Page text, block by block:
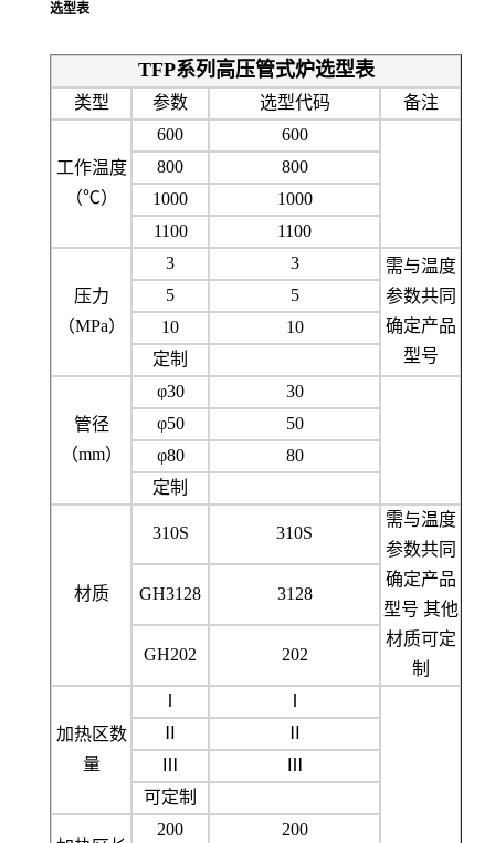
选型表
TFP系列高压管式炉选型表
类型 参数 选型代码 备注
工作温度
（℃）
600
600
800
800
1000
1000
1100
1100
压力
（MPa）
3 3
需与温度
参数共同
确定产品
型号
5
5
10
10
定制
管径
（mm）
φ30
30
φ50
50
φ80
80
定制
材质
310S 310S
需与温度
参数共同
确定产品
型号 其他
材质可定
制
GH3128 3128
GH202 202
加热区数
量
可定制
200
200